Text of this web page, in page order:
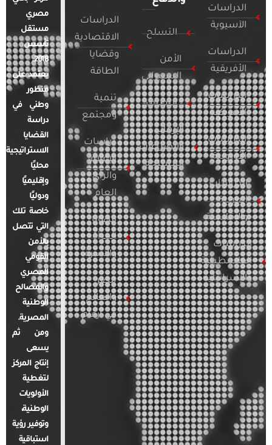
الدراسات
الآسيوية
الدراسات
الأفريقية
الدراسات
الأمريكية
الدراسات
الأوروبية
الدراسات
العربية
والإقليمية
الدراسات
الفلسطينية
والإسرائيلية
التسلح
الأمن
السيبراني
التطرف
الإرهاب
والصراعات
المسلحة
الدراسات
الاقتصادية
وقضايا
الطاقة
تنمية
ومجتمع
دراسات
الإعلام
والرأي
العام
قضايا
المرأة
والأسرة
مصر
والعالم
في أرقام
مصري
مستقل
تأسس
2018.
يعتمد على
منظور
وطني في
دراسة
القضايا
الاستراتيجية
محليًا
وإقليميًا
ودوليًا
خاصة تلك
التي تتصل
بالأمن
القومي
المصري
والمصالح
الوطنية
المصرية.
ومن ثم
يسعى
إنتاج المركز
لتغطية
الأولويات
الوطنية،
وتوفير رؤية
استباقية